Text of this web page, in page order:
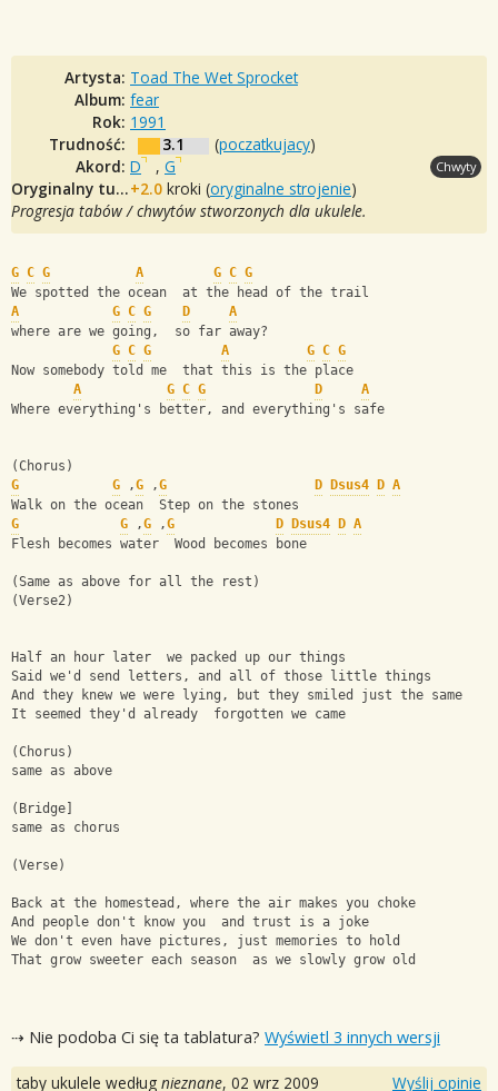
Artysta: Toad The Wet Sprocket
Album: fear
Rok: 1991
Trudność:
3.1 (poczatkujacy)
Akord: D , G Chwyty
Oryginalny tuning:+2.0 kroki (oryginalne strojenie)
Progresja tabów / chwytów stworzonych dla ukulele.
G C G A G C G
We spotted the ocean  at the head of the trail
A
G C G D
A
where are we going,  so far away?
G C G A G C G
Now somebody told me  that this is the place
A
G C G D
A
Where everything's better, and everything's safe
(Chorus)
G
G ,G ,G D Dsus4 D A
Walk on the ocean  Step on the stones
G
G ,G ,G D Dsus4 D A
Flesh becomes water  Wood becomes bone
(Same as above for all the rest)
(Verse2)
Half an hour later  we packed up our things
Said we'd send letters, and all of those little things
And they knew we were lying, but they smiled just the same
It seemed they'd already  forgotten we came
(Chorus)
same as above
(Bridge]
same as chorus
(Verse)
Back at the homestead, where the air makes you choke
And people don't know you  and trust is a joke
We don't even have pictures, just memories to hold
That grow sweeter each season  as we slowly grow old
⇢ Nie podoba Ci się ta tablatura? Wyświetl 3 innych wersji
taby ukulele według nieznane, 02 wrz 2009 Wyślij opinie